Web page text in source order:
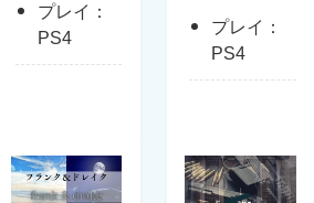
プレイ：
PS4
プレイ：
PS4